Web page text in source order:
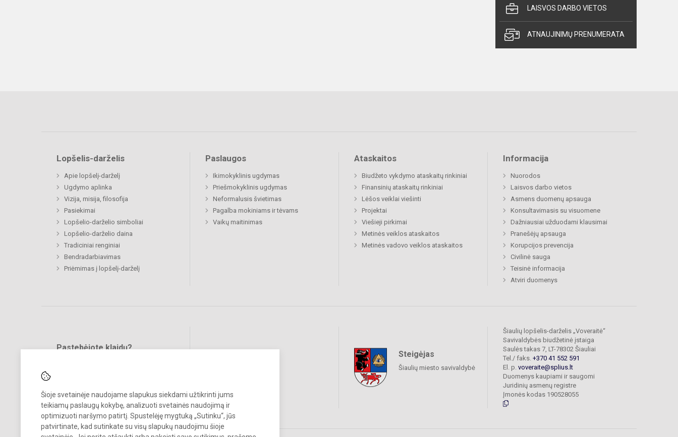
Šioje svetainėje naudojame slapukus siekdami užtikrinti jums
teikiamų paslaugų kokybę, analizuoti svetainės naudojimą ir
optimizuoti naršymo patirtį. Spustelėję mygtuką „Sutinku“, jūs
patvirtinate, kad sutinkate su visų slapukų naudojimu šioje
LAISVOS DARBO VIETOS
ATNAUJINIMŲ PRENUMERATA
Lopšelis-darželis
Apie lopšelį-darželį
Ugdymo aplinka
Vizija, misija, filosofija
Pasiekimai
Lopšelio-darželio simboliai
Lopšelio-darželio daina
Tradiciniai renginiai
Bendradarbiavimas
Priėmimas į lopšelį-darželį
Paslaugos
Ikimokyklinis ugdymas
Priešmokyklinis ugdymas
Neformalusis švietimas
Pagalba mokiniams ir tėvams
Vaikų maitinimas
Ataskaitos
Biudžeto vykdymo ataskaitų rinkiniai
Finansinių ataskaitų rinkiniai
Lėšos veiklai viešinti
Projektai
Viešieji pirkimai
Metinės veiklos ataskaitos
Metinės vadovo veiklos ataskaitos
Informacija
Nuorodos
Laisvos darbo vietos
Asmens duomenų apsauga
Konsultavimasis su visuomene
Dažniausiai užduodami klausimai
Pranešėjų apsauga
Korupcijos prevencija
Civilinė sauga
Teisinė informacija
Atviri duomenys
Pastebėjote klaidų?
Steigėjas
Šiaulių miesto savivaldybė
Šiaulių lopšelis-darželis „Voveraitė“
Savivaldybės biudžetinė įstaiga
Saulės takas 7, LT-78302 Šiauliai
Tel./ faks. +370 41 552 591
El. p. voveraite@splius.lt
Duomenys kaupiami ir saugomi
Juridinių asmenų registre
Įmonės kodas 190528055